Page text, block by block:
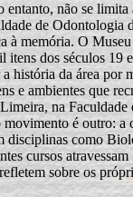
entanto, não se limita
de Odontologia
à memória. O
itens dos séculos 19
história da área por
e ambientes que
na Faculdade
é outro: a
disciplinas como
cursos
sobre os